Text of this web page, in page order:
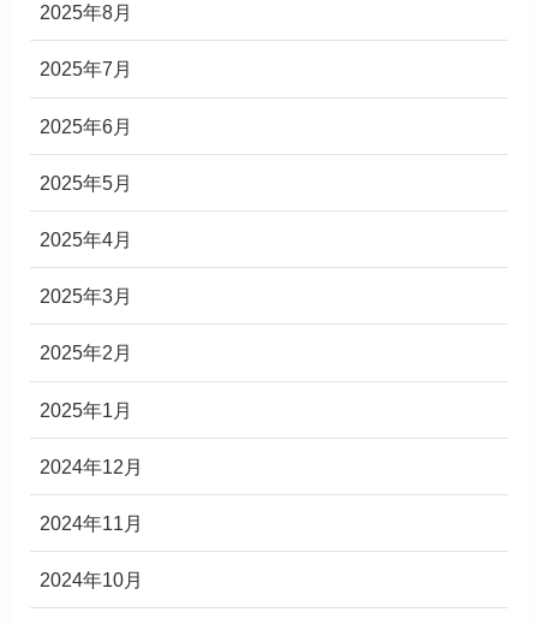
2025年8月
2025年7月
2025年6月
2025年5月
2025年4月
2025年3月
2025年2月
2025年1月
2024年12月
2024年11月
2024年10月